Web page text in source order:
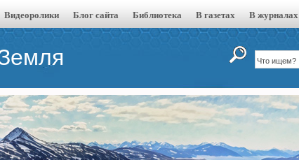
Видеоролики Блог сайта Библиотека В газетах В журналах